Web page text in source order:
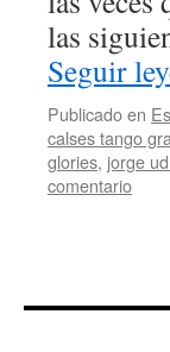
las
Seguir
Publicado en
calses tango
glories, jorge
comentario